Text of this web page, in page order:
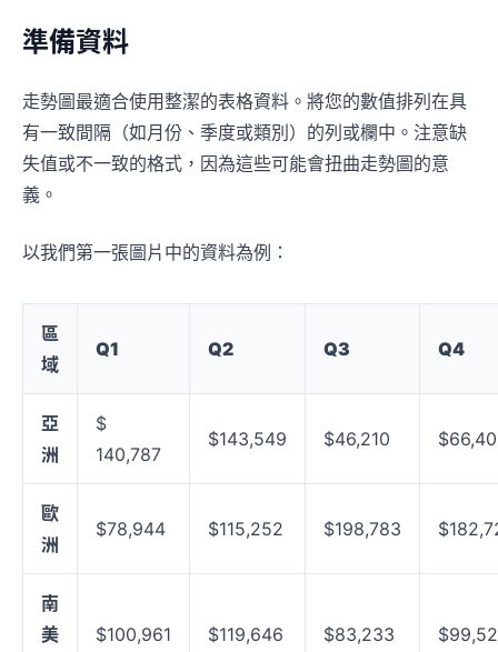
準備資料
走勢圖最適合使用整潔的表格資料。將您的數值排列在具
有一致間隔（如月份、季度或類別）的列或欄中。注意缺
失值或不一致的格式，因為這些可能會扭曲走勢圖的意
義。
以我們第一張圖片中的資料為例：
區
域
Q1 Q2 Q3 Q4
亞
洲
$
140,787
$143,549 $46,210
歐
洲
$78,944 $115,252 $198,783
南
美
$100,961 $119,646 $83,233